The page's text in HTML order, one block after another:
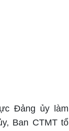
Đảng ủy làm
Ban CTMT tổ